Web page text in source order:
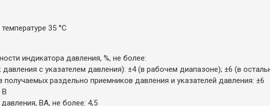
35 °С
индикатора давления, %, не более:
с указателем давления): ±4 (в рабочем диапазоне); ±6 (в
раздельно приемников давления и указателей давления: ±6
В
ВА, не более: 4,5